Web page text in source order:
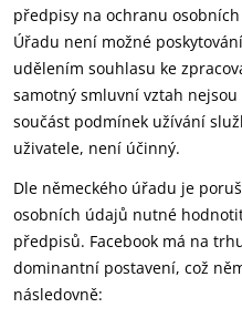
předpisy na ochranu
Úřadu není možné
udělením souhlasu ke
samotný smluvní vztah
součást podmínek užívání
uživatele, není účinný.
Dle německého úřadu je
osobních údajů nutné
předpisů. Facebook má na
dominantní postavení, což
následovně: